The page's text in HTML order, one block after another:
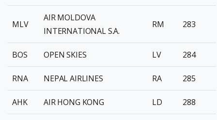
MLV
AIR MOLDOVA
INTERNATIONAL S.A.
RM 283
BOS OPEN SKIES LV 284
RNA NEPAL AIRLINES RA 285
AHK AIR HONG KONG LD 288